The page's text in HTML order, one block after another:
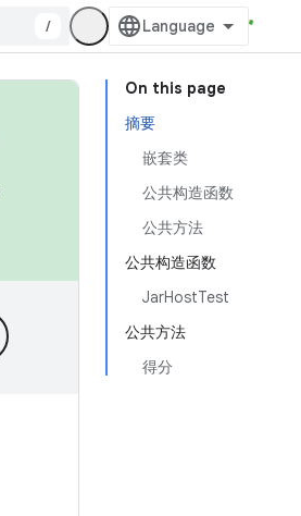
/
On this page
摘要
嵌套类
公共构造函数
公共方法
公共构造函数
JarHostTest
公共方法
得分